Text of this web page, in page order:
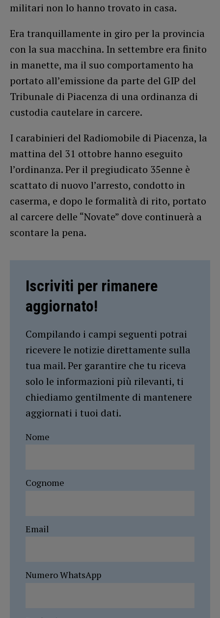
militari non lo hanno trovato in casa.
Era tranquillamente in giro per la provincia
con la sua macchina. In settembre era finito
in manette, ma il suo comportamento ha
portato all’emissione da parte del GIP del
Tribunale di Piacenza di una ordinanza di
custodia cautelare in carcere.
I carabinieri del Radiomobile di Piacenza, la
mattina del 31 ottobre hanno eseguito
l’ordinanza. Per il pregiudicato 35enne è
scattato di nuovo l’arresto, condotto in
caserma, e dopo le formalità di rito, portato
al carcere delle “Novate” dove continuerà a
scontare la pena.
Iscriviti per rimanere
aggiornato!
Compilando i campi seguenti potrai
ricevere le notizie direttamente sulla
tua mail. Per garantire che tu riceva
solo le informazioni più rilevanti, ti
chiediamo gentilmente di mantenere
aggiornati i tuoi dati.
Nome
Cognome
Email
Numero WhatsApp